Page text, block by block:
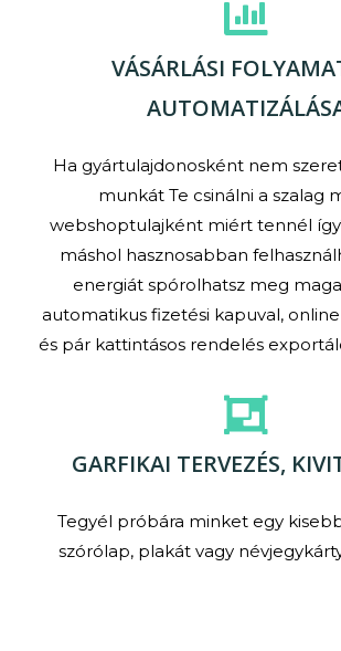
VÁSÁRLÁSI
Ha gyártulajdonosként nem
munkát Te csinálni a szalag
webshoptulajként miért tennél
máshol hasznosabban
energiát spórolhatsz meg
automatikus fizetési kapuval, online
és pár kattintásos rendelés
GARFIKAI TERVEZÉS,
Tegyél próbára minket egy
szórólap, plakát vagy